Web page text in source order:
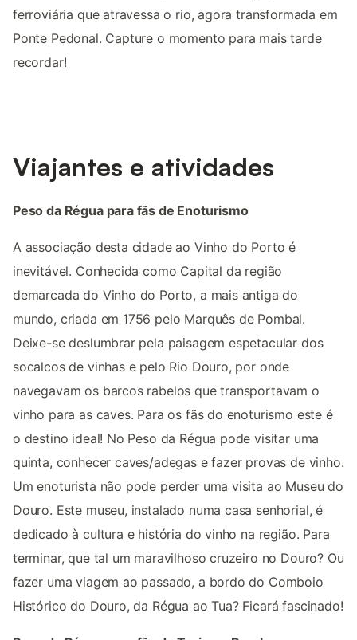
ferroviária que atravessa o rio, agora transformada em
Ponte Pedonal. Capture o momento para mais tarde
recordar!
Viajantes e atividades
Peso da Régua para fãs de Enoturismo
A associação desta cidade ao Vinho do Porto é
inevitável. Conhecida como Capital da região
demarcada do Vinho do Porto, a mais antiga do
mundo, criada em 1756 pelo Marquês de Pombal.
Deixe-se deslumbrar pela paisagem espetacular dos
socalcos de vinhas e pelo Rio Douro, por onde
navegavam os barcos rabelos que transportavam o
vinho para as caves. Para os fãs do enoturismo este é
o destino ideal! No Peso da Régua pode visitar uma
quinta, conhecer caves/adegas e fazer provas de vinho.
Um enoturista não pode perder uma visita ao Museu do
Douro. Este museu, instalado numa casa senhorial, é
dedicado à cultura e história do vinho na região. Para
terminar, que tal um maravilhoso cruzeiro no Douro? Ou
fazer uma viagem ao passado, a bordo do Comboio
Histórico do Douro, da Régua ao Tua? Ficará fascinado!